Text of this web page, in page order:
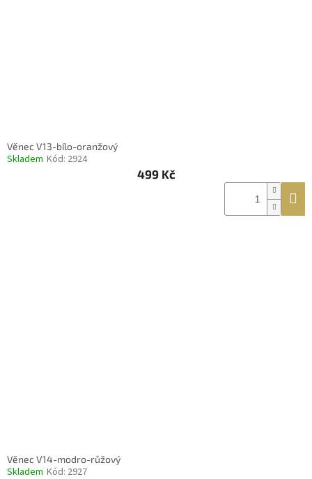
Věnec V13-bílo-oranžový
Skladem Kód: 2924
499 Kč
Věnec V14-modro-růžový
Skladem Kód: 2927